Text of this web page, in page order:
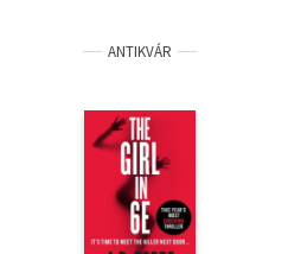
ANTIKVÁR